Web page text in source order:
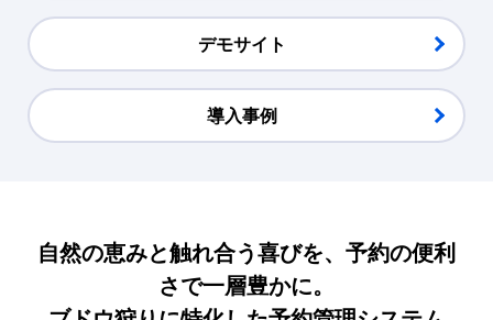
デモサイト
導入事例
自然の恵みと触れ合う喜びを、予約の便利
さで一層豊かに。